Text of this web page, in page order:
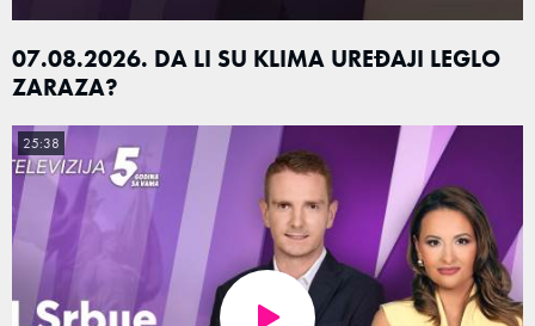
07.08.2026. DA LI SU KLIMA UREĐAJI LEGLO
ZARAZA?
25:38